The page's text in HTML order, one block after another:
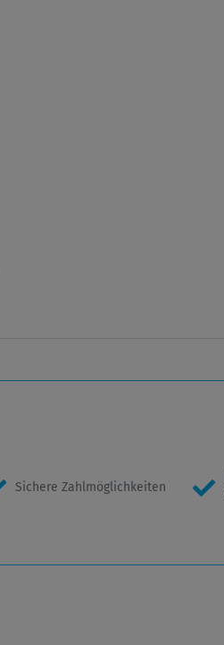
Sichere Zahlmöglichkeiten